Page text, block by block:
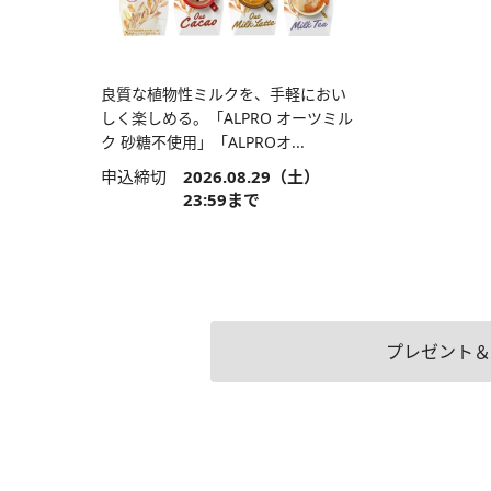
良質な植物性ミルクを、手軽におい
しく楽しめる。「ALPRO オーツミル
ク 砂糖不使用」「ALPROオ...
申込締切 2026.08.29（土）
23:59まで
プレゼント